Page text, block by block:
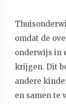
omdat de
onderwijs in
krijgen. Dit
andere
en samen te